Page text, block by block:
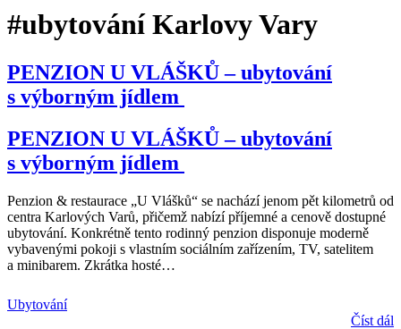
#ubytování Karlovy Vary
PENZION U VLÁŠKŮ – ubytování
s výborným jídlem
PENZION U VLÁŠKŮ – ubytování
s výborným jídlem
Penzion & restaurace „U Vlášků“ se nachází jenom pět kilometrů od
centra Karlových Varů, přičemž nabízí příjemné a cenově dostupné
ubytování. Konkrétně tento rodinný penzion disponuje moderně
vybavenými pokoji s vlastním sociálním zařízením, TV, satelitem
a minibarem. Zkrátka hosté…
Ubytování
Číst dál